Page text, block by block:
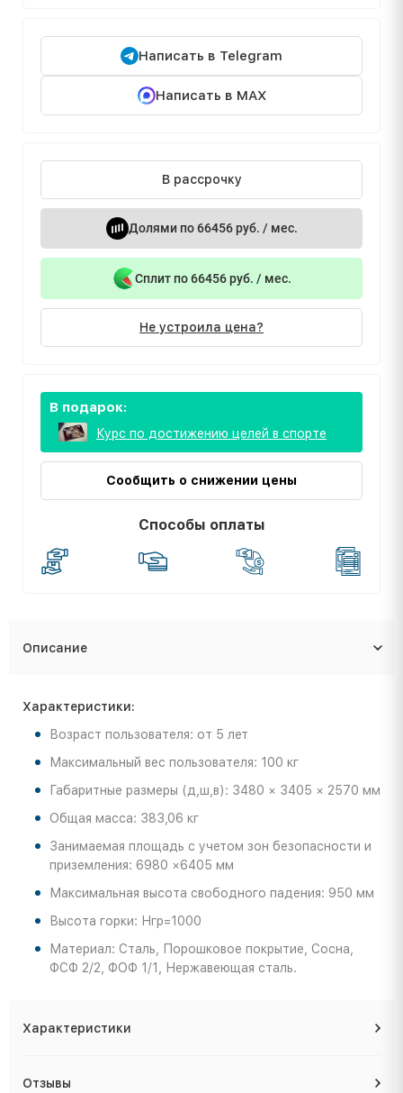
Написать в Telegram
Написать в MAX
В рассрочку
Долями по 66456 руб. / мес.
Сплит по 66456 руб. / мес.
Не устроила цена?
В подарок:
Курс по достижению целей в спорте
Сообщить о снижении цены
Способы оплаты
Описание
Характеристики:
Возраст пользователя: от 5 лет
Максимальный вес пользователя: 100 кг
Габаритные размеры (д,ш,в): 3480 × 3405 × 2570 мм
Общая масса: 383,06 кг
Занимаемая площадь с учетом зон безопасности и
приземления: 6980 ×6405 мм
Максимальная высота свободного падения: 950 мм
Высота горки: Нгр=1000
Материал: Сталь, Порошковое покрытие, Сосна,
ФСФ 2/2, ФОФ 1/1, Нержавеющая сталь.
Характеристики
Отзывы